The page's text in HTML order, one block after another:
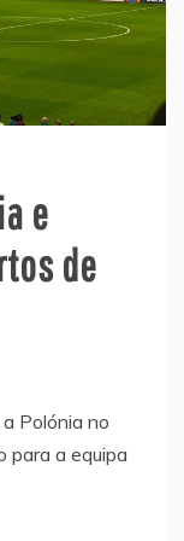
e
de
Polónia no
para a equipa